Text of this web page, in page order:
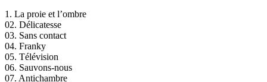
1. La proie et l’ombre
02. Délicatesse
03. Sans contact
04. Franky
05. Télévision
06. Sauvons-nous
07. Antichambre